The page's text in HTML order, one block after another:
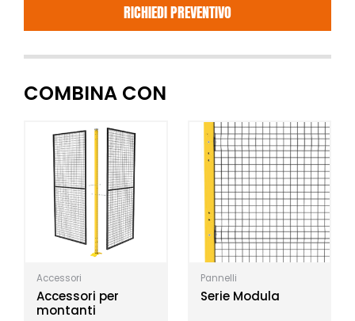
RICHIEDI PREVENTIVO
COMBINA CON
Accessori
Accessori per
montanti
Pannelli
Serie Modula